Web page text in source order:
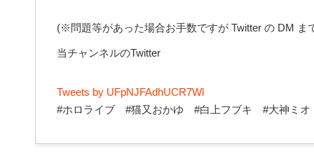
(※問題等があった場合お手数ですが Twitter の DM ま
当チャンネルのTwitter
Tweets by UFpNJFAdhUCR7Wl
#ホロライブ #猫又おかゆ #白上フブキ #大神ミオ